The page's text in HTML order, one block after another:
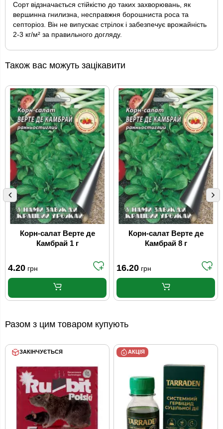
Сорт відзначається стійкістю до таких захворювань, як
вершинна гнилизна, несправжня борошниста роса та
септоріоз. Він не випускає стрілок і забезпечує врожайність
2-3 кг/м² за правильного догляду.
Також вас можуть зацікавити
Корн-салат Верте де
Камбрай 1 г
4.20 грн
Корн-салат Верте де
Камбрай 8 г
16.20 грн
Разом з цим товаром купують
ЗАКІНЧУЄТЬСЯ АКЦІЯ